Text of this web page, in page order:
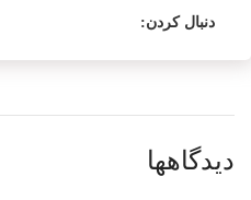
دنبال کردن:
دیدگاهها